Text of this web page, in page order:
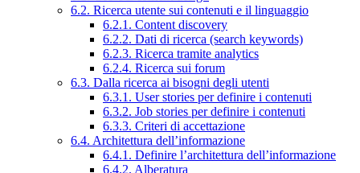
6.2. Ricerca utente sui contenuti e il linguaggio
6.2.1. Content discovery
6.2.2. Dati di ricerca (search keywords)
6.2.3. Ricerca tramite analytics
6.2.4. Ricerca sui forum
6.3. Dalla ricerca ai bisogni degli utenti
6.3.1. User stories per definire i contenuti
6.3.2. Job stories per definire i contenuti
6.3.3. Criteri di accettazione
6.4. Architettura dell’informazione
6.4.1. Definire l’architettura dell’informazione
6.4.2. Alberatura